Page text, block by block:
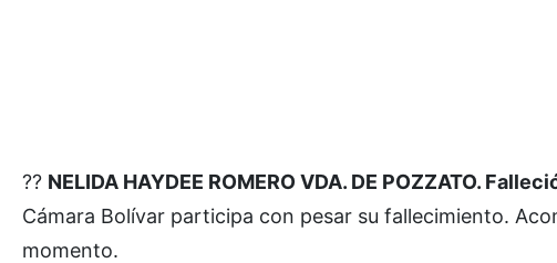
?? NELIDA HAYDEE ROMERO VDA. DE POZZATO.
Cámara Bolívar participa con pesar su fallecimiento.
momento.